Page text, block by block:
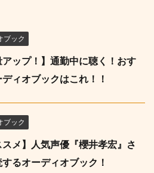
ブック
アップ！】通勤中に聴く！おす
ィオブックはこれ！！
ブック
スメ】人気声優『櫻井孝宏』さ
るオーディオブック！